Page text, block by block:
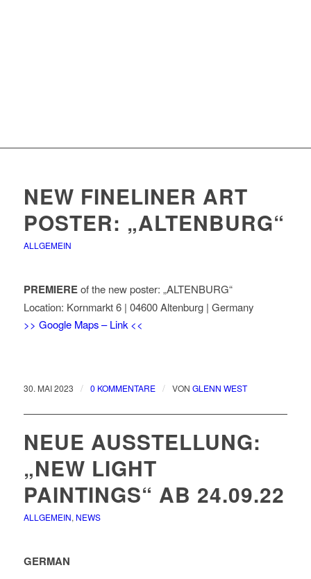
NEW FINELINER ART
POSTER: „ALTENBURG“
ALLGEMEIN
PREMIEREof the new poster: „ALTENBURG“
Location: Kornmarkt 6 | 04600 Altenburg | Germany
>> Google Maps – Link <<
30. MAI 2023 / 0 KOMMENTARE / VON GLENN WEST
NEUE AUSSTELLUNG:
„NEW LIGHT
PAINTINGS“ AB 24.09.22
ALLGEMEIN, NEWS
GERMAN